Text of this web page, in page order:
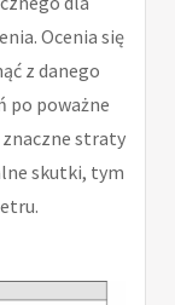
Ocenia się
z danego
po poważne
straty
skutki, tym